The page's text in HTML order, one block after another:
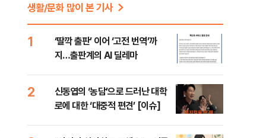
생활/문화 많이 본 기사
1
‘딸깍 출판’ 이어 ‘고전 번역’까
지…출판계의 AI 딜레마
2
신동엽의 ‘농담’으로 드러난 대학
로에 대한 ‘대중적 편견’ [이슈]